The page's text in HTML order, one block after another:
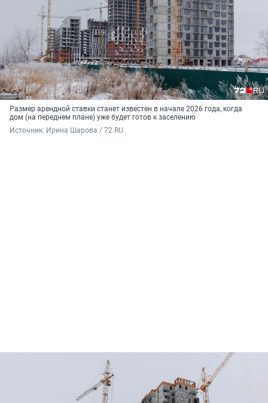
Размер арендной ставки станет известен в начале 2026 года, когда
дом (на переднем плане) уже будет готов к заселению
Источник: Ирина Шарова / 72.RU